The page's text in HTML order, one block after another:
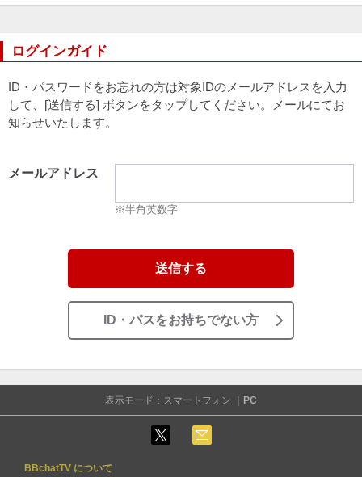
ログインガイド
ID・パスワードをお忘れの方は対象IDのメールアドレスを入力
して、[送信する] ボタンをタップしてください。メールにてお
知らせいたします。
メールアドレス
※半角英数字
送信する
ID・パスをお持ちでない方
表示モード：スマートフォン ｜ PC
BBchatTV について